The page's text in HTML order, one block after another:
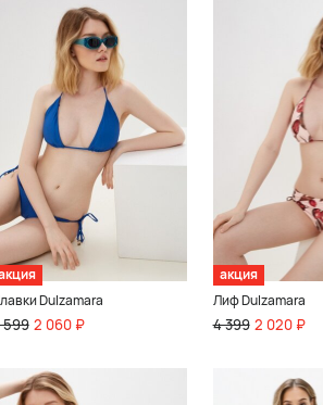
Dulzamara
599 2 060 ₽
акция
Лиф Dulzamara
4 399 2 020 ₽